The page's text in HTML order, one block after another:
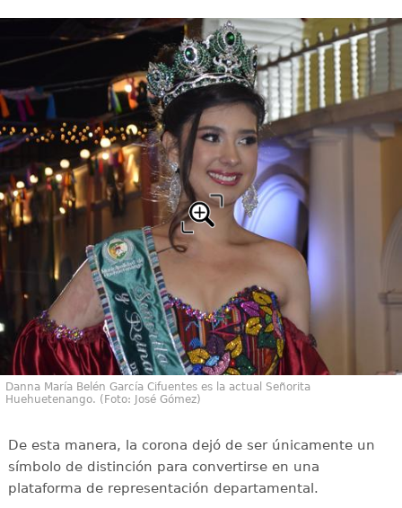
Danna María Belén García Cifuentes es la actual Señorita
Huehuetenango. (Foto: José Gómez)
De esta manera, la corona dejó de ser únicamente un
símbolo de distinción para convertirse en una
plataforma de representación departamental.